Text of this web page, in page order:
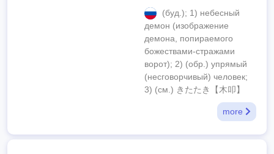
(буд.); 1) небесный
демон (изображение
демона, попираемого
божествами-стражами
ворот); 2) (обр.) упрямый
(несговорчивый) человек;
3) (см.) きたたき【木叩】
more